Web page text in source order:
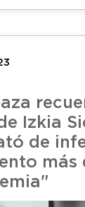
Izkia
de
más